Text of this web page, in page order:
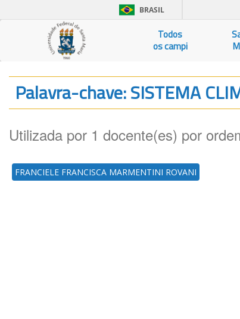
BRASIL
Todos
os campi
Palavra-chave: SISTEMA
Utilizada por 1 docente(es) por
FRANCIELE FRANCISCA MARMENTINI ROVANI